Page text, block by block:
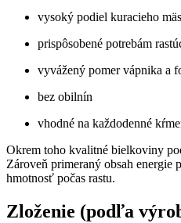
vysoký podiel kuracieho
prispôsobené potrebám
vyvážený pomer vápnika a
bez obilnín
vhodné na každodenné
Okrem toho kvalitné bielkoviny
Zároveň primeraný obsah energie
hmotnosť počas rastu.
Zloženie (podľa